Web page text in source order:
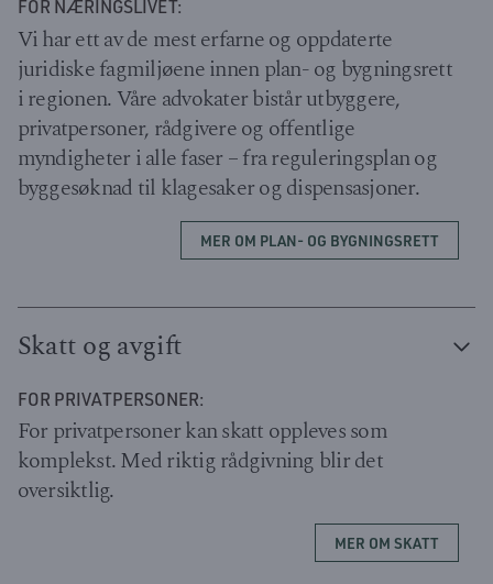
FOR NÆRINGSLIVET:
Vi har ett av de mest erfarne og oppdaterte
juridiske fagmiljøene innen plan- og bygningsrett
i regionen. Våre advokater bistår utbyggere,
privatpersoner, rådgivere og offentlige
myndigheter i alle faser – fra reguleringsplan og
byggesøknad til klagesaker og dispensasjoner.
MER OM PLAN- OG BYGNINGSRETT
Skatt og avgift
FOR PRIVATPERSONER:
For privatpersoner kan skatt oppleves som
komplekst. Med riktig rådgivning blir det
oversiktlig.
MER OM SKATT